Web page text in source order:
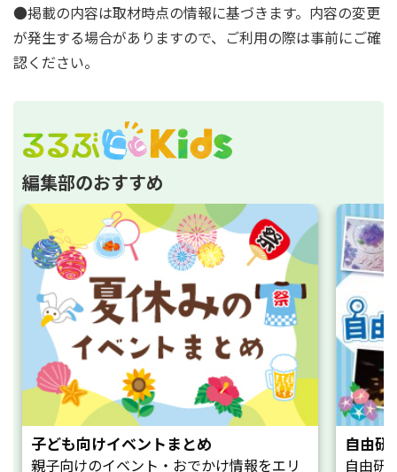
●掲載の内容は取材時点の情報に基づきます。内容の変更
が発生する場合がありますので、ご利用の際は事前にご確
認ください。
編集部のおすすめ
子ども向けイベントまとめ
親子向けのイベント・おでかけ情報をエリ
自由研
自由研